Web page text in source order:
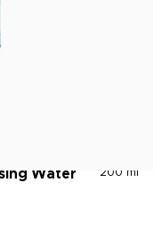
200 ml
Water